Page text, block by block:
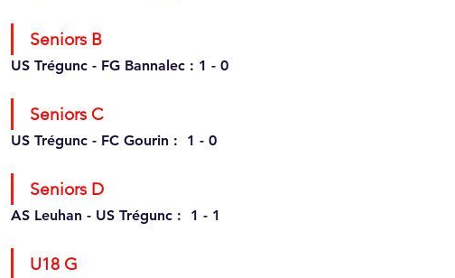
Seniors B
US Trégunc - FG Bannalec : 1 - 0
Seniors C
US Trégunc - FC Gourin :  1 - 0
Seniors D
AS Leuhan - US Trégunc :  1 - 1
U18 G